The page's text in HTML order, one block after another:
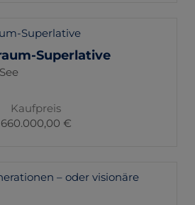
Superlative
Kaufpreis
660.000,00 €